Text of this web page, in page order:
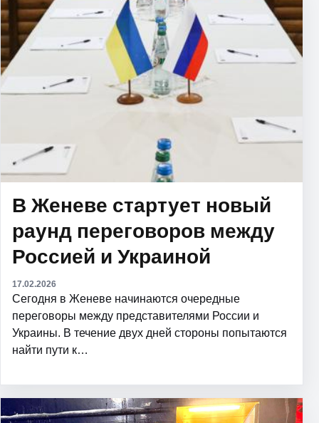
В Женеве стартует новый
раунд переговоров между
Россией и Украиной
17.02.2026
Сегодня в Женеве начинаются очередные
переговоры между представителями России и
Украины. В течение двух дней стороны попытаются
найти пути к…